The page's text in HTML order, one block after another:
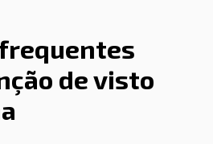
de visto